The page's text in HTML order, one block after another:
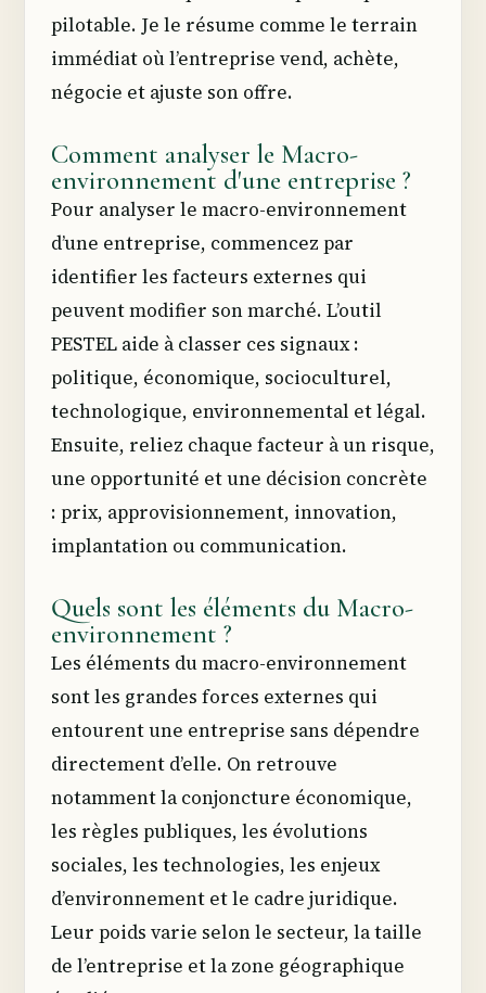
pilotable. Je le résume comme le terrain
immédiat où l’entreprise vend, achète,
négocie et ajuste son offre.
Comment analyser le Macro-
environnement d'une entreprise ?
Pour analyser le macro-environnement
d’une entreprise, commencez par
identifier les facteurs externes qui
peuvent modifier son marché. L’outil
PESTEL aide à classer ces signaux :
politique, économique, socioculturel,
technologique, environnemental et légal.
Ensuite, reliez chaque facteur à un risque,
une opportunité et une décision concrète
: prix, approvisionnement, innovation,
implantation ou communication.
Quels sont les éléments du Macro-
environnement ?
Les éléments du macro-environnement
sont les grandes forces externes qui
entourent une entreprise sans dépendre
directement d’elle. On retrouve
notamment la conjoncture économique,
les règles publiques, les évolutions
sociales, les technologies, les enjeux
d’environnement et le cadre juridique.
Leur poids varie selon le secteur, la taille
de l’entreprise et la zone géographique